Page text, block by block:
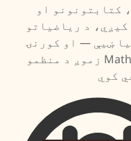
کتابتونونو او
د ریاضیاتو
ښیې — او کورنۍ
زموږ د منظمو Math Circles برنامو په زړه پورې